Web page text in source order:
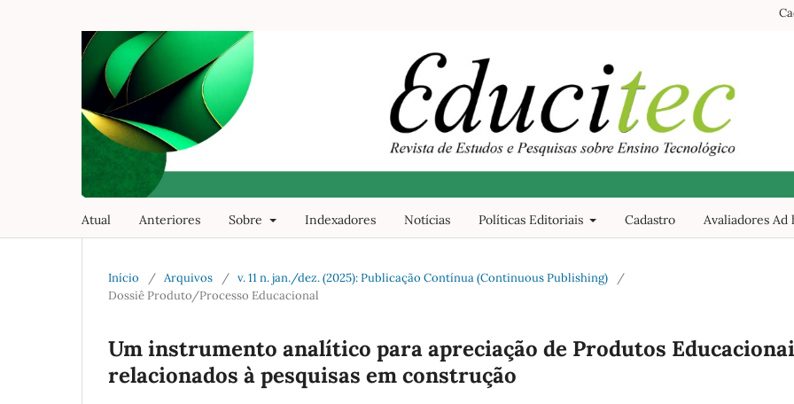
Atual Anteriores Sobre Indexadores Notícias Políticas Editoriais Cadastro Avaliadores Ad
Início / Arquivos / v. 11 n. jan./dez. (2025): Publicação Contínua (Continuous Publishing)
/
Dossiê Produto/Processo Educacional
Um instrumento analítico para apreciação de Produtos
relacionados à pesquisas em construção